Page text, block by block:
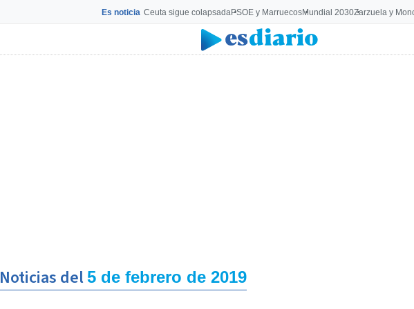
Es noticia Ceuta sigue colapsadaPSOE y MarruecosMundial 2030Zarzuela y
Noticias del5 de febrero de 2019